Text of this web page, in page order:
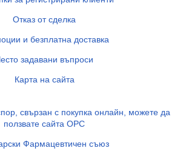
Отказ от сделка
и безплатна доставка
задавани въпроси
Карта на сайта
свързан с покупка онлайн, можете да
ползвате сайта ОРС
Фармацевтичен съюз